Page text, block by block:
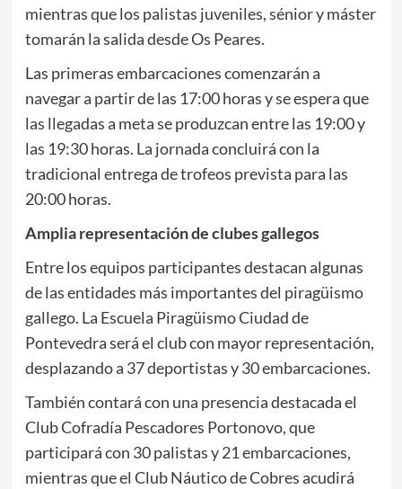
mientras que los palistas juveniles, sénior y máster
tomarán la salida desde Os Peares.
Las primeras embarcaciones comenzarán a
navegar a partir de las 17:00 horas y se espera que
las llegadas a meta se produzcan entre las 19:00 y
las 19:30 horas. La jornada concluirá con la
tradicional entrega de trofeos prevista para las
20:00 horas.
Amplia representación de clubes gallegos
Entre los equipos participantes destacan algunas
de las entidades más importantes del piragüismo
gallego. La Escuela Piragüismo Ciudad de
Pontevedra será el club con mayor representación,
desplazando a 37 deportistas y 30 embarcaciones.
También contará con una presencia destacada el
Club Cofradía Pescadores Portonovo, que
participará con 30 palistas y 21 embarcaciones,
mientras que el Club Náutico de Cobres acudirá